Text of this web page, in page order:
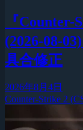
『
(2026-08-
具合修正
2026年8月4日
Counter-Strike 2